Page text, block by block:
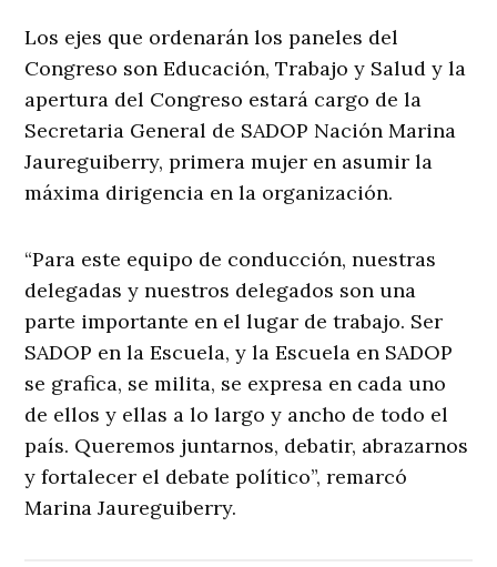
Los ejes que ordenarán los paneles del
Congreso son Educación, Trabajo y Salud y la
apertura del Congreso estará cargo de la
Secretaria General de SADOP Nación Marina
Jaureguiberry, primera mujer en asumir la
máxima dirigencia en la organización.
“Para este equipo de conducción, nuestras
delegadas y nuestros delegados son una
parte importante en el lugar de trabajo. Ser
SADOP en la Escuela, y la Escuela en SADOP
se grafica, se milita, se expresa en cada uno
de ellos y ellas a lo largo y ancho de todo el
país. Queremos juntarnos, debatir, abrazarnos
y fortalecer el debate político”, remarcó
Marina Jaureguiberry.